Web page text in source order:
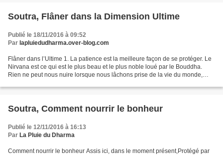
Soutra, Flâner dans la Dimension Ultime
Publié le 18/11/2016 à 09:52
Par lapluiedudharma.over-blog.com
Flâner dans l’Ultime 1. La patience est la meilleure façon de se protéger. Le
Nirvana est ce qui est le plus beau et le plus noble loué par le Bouddha.
Rien ne peut nous nuire lorsque nous lâchons prise de la vie du monde,
Soutra, Comment nourrir le bonheur
Publié le 12/11/2016 à 16:13
Par La Pluie du Dharma
Comment nourrir le bonheur Assis ici, dans le moment présent,Protégé par